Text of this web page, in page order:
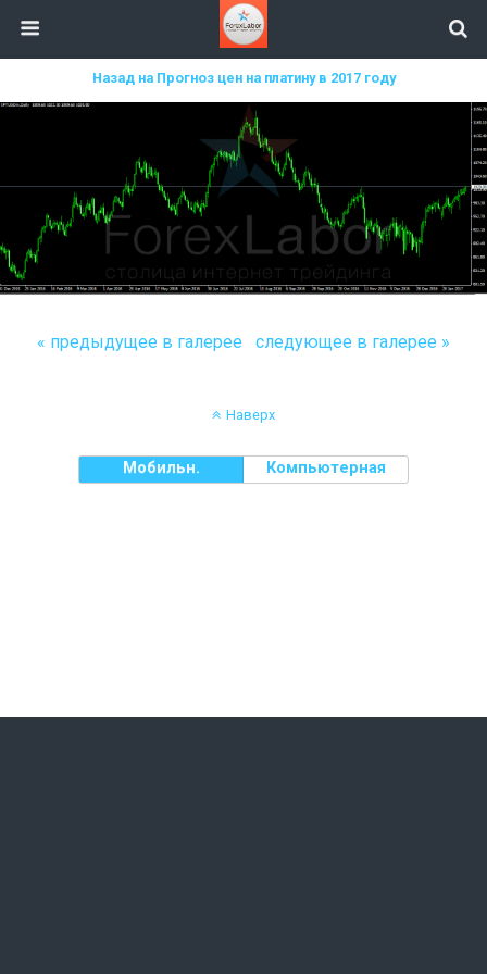
Назад на Прогноз цен на платину в 2017 году
« предыдущее в галерее следующее в галерее »
Наверх
Мобильн. Компьютерная